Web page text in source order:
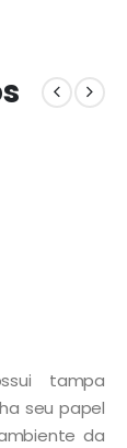
tampa
seu papel
da